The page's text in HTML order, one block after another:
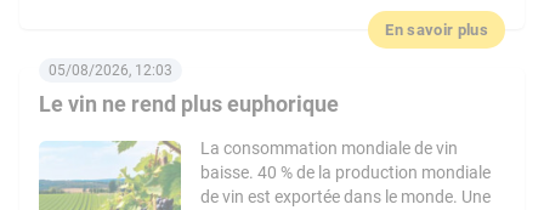
En savoir plus
Le vin ne rend plus euphorique
05/08/2026, 12:03
La consommation mondiale de vin
baisse. 40 % de la production mondiale
de vin est exportée dans le monde. Une